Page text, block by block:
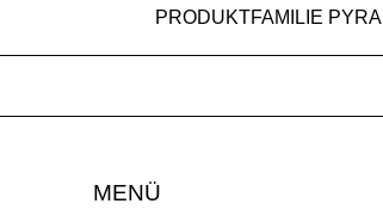
PRODUKTFAMILIE PYRA
MENÜ